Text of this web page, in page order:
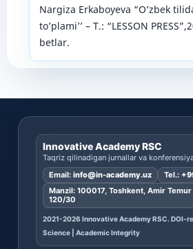
Nargiza Erkaboyeva “O’zbek
to’plami’’ – T.: “LESSON
betlar.
Innovative Academy RSC
Taqriz qilinadigan jurnallar va
Email: info@in-academy.uz Tel.:
Manzil: 100017, Toshkent, Amir Temur
120/30
2021-2026 Innovative Academy RSC. DOI-
Science | Academic Integrity